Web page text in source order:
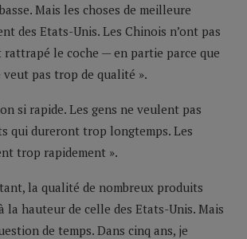
Mais les choses de meilleure
des Etats-Unis. Les Chinois n’ont pas
le coche — en partie parce que
veut pas trop de qualité ».
si rapide. Les gens ne veulent pas
qui dureront trop longtemps. Les
trop rapidement ».
la qualité de nombreux produits
la hauteur de celle des Etats-Unis. Mais
de temps. Dans cinq ans, je